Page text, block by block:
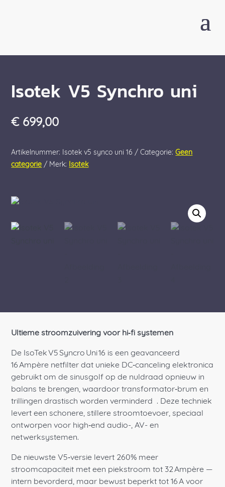
Isotek V5 Synchro uni
€699,00
Artikelnummer: Isotek v5 synco uni 16 Categorie:Geen
categorie
Merk: Isotek
Ultieme stroomzuivering voor hi‑fi systemen
De IsoTek V5 Syncro Uni 16 is een geavanceerd
16 Ampère netfilter dat unieke DC‑canceling elektronica
gebruikt om de sinusgolf op de nuldraad opnieuw in
balans te brengen, waardoor transformator‑brum en
trillingen drastisch worden verminderd
. Deze techniek
levert een schonere, stillere stroomtoevoer, speciaal
ontworpen voor high‑end audio-, AV- en
netwerksystemen.
De nieuwste V5‑versie levert 260% meer
stroomcapaciteit met een piekstroom tot 32 Ampère —
intern bevorderd, maar bewust beperkt tot 16 A voor